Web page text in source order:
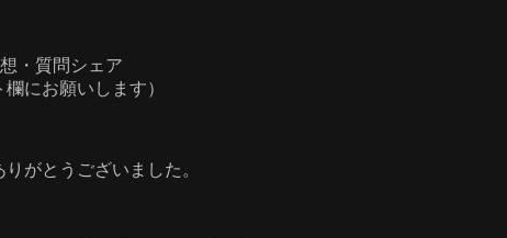
想・質問シェア
にお願いします）
がとうございました。